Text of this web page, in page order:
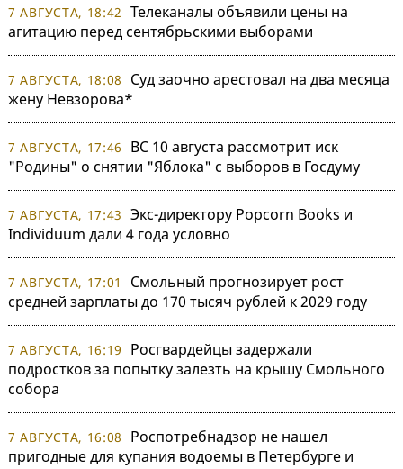
7 АВГУСТА, 18:42 Телеканалы объявили цены на
агитацию перед сентябрьскими выборами
7 АВГУСТА, 18:08
Суд заочно арестовал на два месяца
жену Невзорова*
7 АВГУСТА, 17:46
ВС 10 августа рассмотрит иск
"Родины" о снятии "Яблока" с выборов в Госдуму
7 АВГУСТА, 17:43 Экс-директору Popcorn Books и
Individuum дали 4 года условно
7 АВГУСТА, 17:01
Смольный прогнозирует рост
средней зарплаты до 170 тысяч рублей к 2029 году
7 АВГУСТА, 16:19
Росгвардейцы задержали
подростков за попытку залезть на крышу Смольного
собора
7 АВГУСТА, 16:08
Роспотребнадзор не нашел
пригодные для купания водоемы в Петербурге и